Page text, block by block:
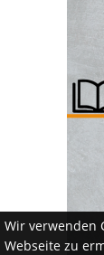
Wir verwenden
Webseite zu